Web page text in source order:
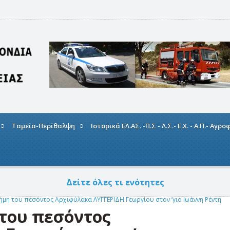
Ταμεία-Περίθαλψη Ιστορικά ΕΛ.ΑΣ. -Π.Σ - Λ.Σ.- Ε.Χ. - Α.Π.-
Δείτε όλες τι ενότητες
του πεσόντος Αρχιφύλακα ΛΥΓΓΕΡΙΔΗ Γεωργίου στον ʼγιο Ιωάννη Ρέντη
πεσόντος